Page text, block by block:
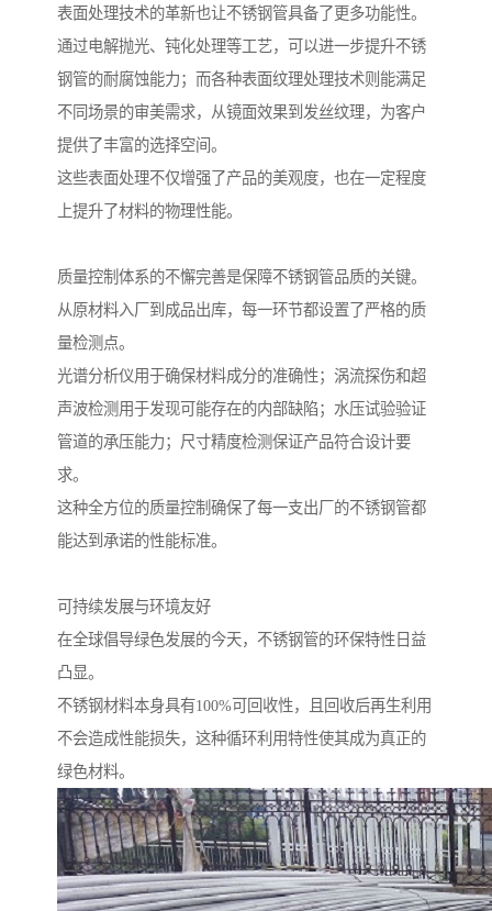
表面处理技术的革新也让不锈钢管具备了更多功能性。
通过电解抛光、钝化处理等工艺，可以进一步提升不锈
钢管的耐腐蚀能力；而各种表面纹理处理技术则能满足
不同场景的审美需求，从镜面效果到发丝纹理，为客户
提供了丰富的选择空间。
这些表面处理不仅增强了产品的美观度，也在一定程度
上提升了材料的物理性能。
质量控制体系的不懈完善是保障不锈钢管品质的关键。
从原材料入厂到成品出库，每一环节都设置了严格的质
量检测点。
光谱分析仪用于确保材料成分的准确性；涡流探伤和超
声波检测用于发现可能存在的内部缺陷；水压试验验证
管道的承压能力；尺寸精度检测保证产品符合设计要
求。
这种全方位的质量控制确保了每一支出厂的不锈钢管都
能达到承诺的性能标准。
可持续发展与环境友好
在全球倡导绿色发展的今天，不锈钢管的环保特性日益
凸显。
不锈钢材料本身具有100%可回收性，且回收后再生利用
不会造成性能损失，这种循环利用特性使其成为真正的
绿色材料。